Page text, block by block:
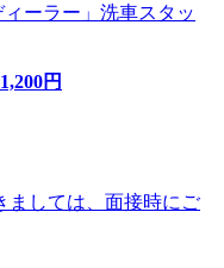
ーラー」洗車スタッ
1,200円
ましては、面接時にご